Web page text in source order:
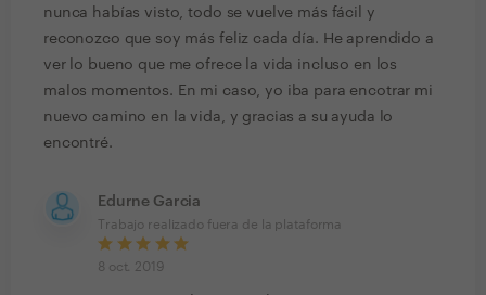
nunca habías visto, todo se vuelve más fácil y
reconozco que soy más feliz cada día. He aprendido a
ver lo bueno que me ofrece la vida incluso en los
malos momentos. En mi caso, yo iba para encotrar mi
nuevo camino en la vida, y gracias a su ayuda lo
encontré.
Edurne Garcia
Trabajo realizado fuera de la plataforma
8 oct. 2019